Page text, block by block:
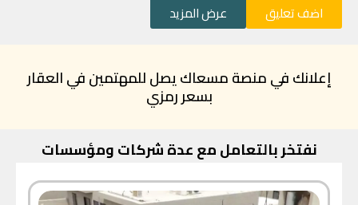
اضف تعليق عرض المزيد
إعلانك في منصة مسعاك يصل للمهتمين في العقار
بسعر رمزي
نفتخر بالتعامل مع عدة شركات ومؤسسات